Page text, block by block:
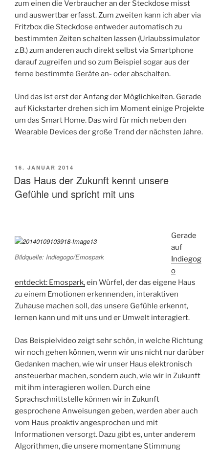
zum einen die Verbraucher an der Steckdose misst
und auswertbar erfasst. Zum zweiten kann ich aber via
Fritzbox die Steckdose entweder automatisch zu
bestimmten Zeiten schalten lassen (Urlaubssimulator
z.B.) zum anderen auch direkt selbst via Smartphone
darauf zugreifen und so zum Beispiel sogar aus der
ferne bestimmte Geräte an- oder abschalten.
Und das ist erst der Anfang der Möglichkeiten. Gerade
auf Kickstarter drehen sich im Moment einige Projekte
um das Smart Home. Das wird für mich neben den
Wearable Devices der große Trend der nächsten Jahre.
VERÖFFENTLICHT
AM
16. JANUAR 2014
Das Haus der Zukunft kennt unsere
Gefühle und spricht mit uns
Bildquelle: Indiegogo/Emospark
Gerade
auf
Indiegog
o
entdeckt: Emospark,ein Würfel, der das eigene Haus
zu einem Emotionen erkennenden, interaktiven
Zuhause machen soll, das unsere Gefühle erkennt,
lernen kann und mit uns und er Umwelt interagiert.
Das Beispielvideo zeigt sehr schön, in welche Richtung
wir noch gehen können, wenn wir uns nicht nur darüber
Gedanken machen, wie wir unser Haus elektronisch
ansteuerbar machen, sondern auch, wie wir in Zukunft
mit ihm interagieren wollen. Durch eine
Sprachschnittstelle können wir in Zukunft
gesprochene Anweisungen geben, werden aber auch
vom Haus proaktiv angesprochen und mit
Informationen versorgt. Dazu gibt es, unter anderem
Algorithmen, die unsere momentane Stimmung